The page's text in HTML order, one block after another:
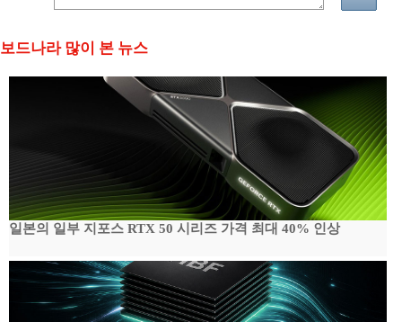
보드나라 많이 본 뉴스
일본의 일부 지포스 RTX 50 시리즈 가격 최대 40% 인상